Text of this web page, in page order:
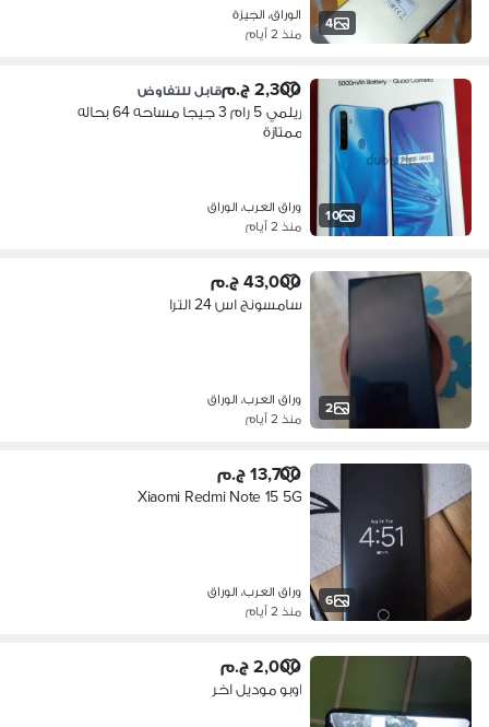
4
الوراق، الجيزة
منذ 2 أيام
10
2,300 ج.م قابل للتفاوض
ريلمي 5 رام 3 جيجا مساحه 64 بحاله
ممتازة
وراق العرب، الوراق
منذ 2 أيام
2
43,000 ج.م
سامسونج اس 24 الترا
وراق العرب، الوراق
منذ 2 أيام
6
13,700 ج.م
Xiaomi Redmi Note 15 5G
وراق العرب، الوراق
منذ 2 أيام
2,000 ج.م
اوبو موديل اخر